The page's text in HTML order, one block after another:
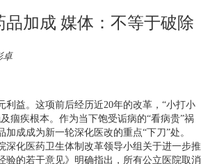
加成 媒体：不等于破除
卓
利益。这项前后经历近20年的改革，“小打小
痼疾根本。作为当下饱受诟病的“看病贵”祸
成成为新一轮深化医改的重点“下刀”处。
深化医药卫生体制改革领导小组关于进一步推
验的若干意见》明确指出，所有公立医院取消